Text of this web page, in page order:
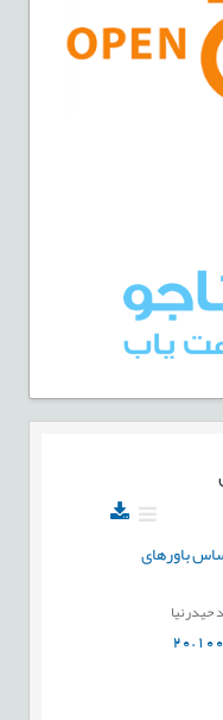
باورهای